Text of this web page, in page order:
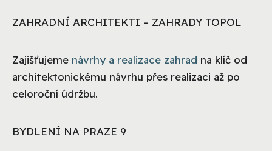
ZAHRADNÍ ARCHITEKTI – ZAHRADY TOPOL
Zajišťujeme návrhy a realizace zahrad na klíč od
architektonickému návrhu přes realizaci až po
celoroční údržbu.
BYDLENÍ NA PRAZE 9